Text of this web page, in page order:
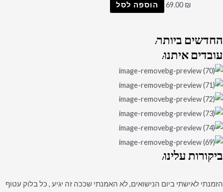
69.00 ₪ הוספה לסל
החדשיםביותר:
עובדיםאיתנו:
ביקורותעלינו:
הזמנתי לאישתי ביום הנישואים, לא האמנתי שככה זה יגיע , כל בלוק עטוף